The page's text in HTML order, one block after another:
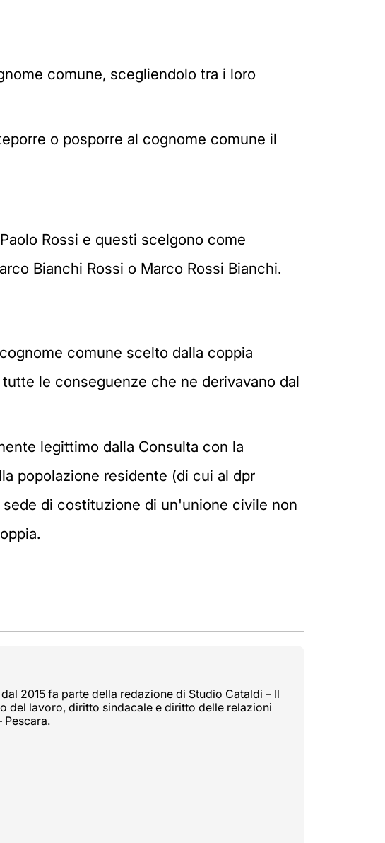
comune, scegliendolo tra i loro
o posporre al cognome comune il
Rossi e questi scelgono come
Bianchi Rossi o Marco Rossi Bianchi.
comune scelto dalla coppia
le conseguenze che ne derivavano dal
legittimo dalla Consulta con la
popolazione residente (di cui al dpr
di costituzione di un'unione civile non
2015 fa parte della redazione di Studio Cataldi – Il
del lavoro, diritto sindacale e diritto delle relazioni
Pescara.